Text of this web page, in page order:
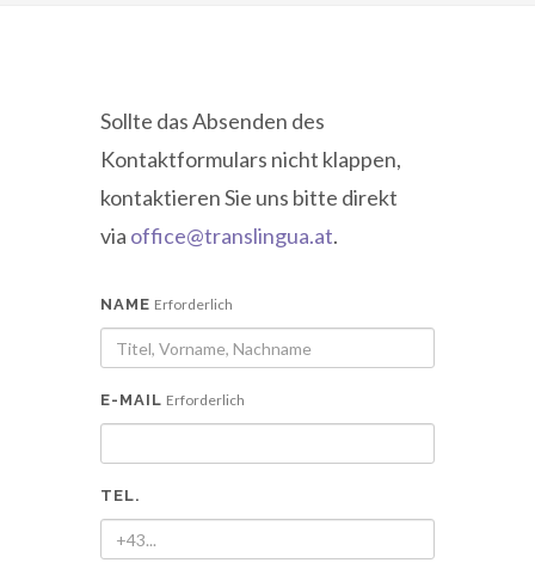
Sollte das Absenden des
Kontaktformulars nicht klappen,
kontaktieren Sie uns bitte direkt
via office@translingua.at.
NAME Erforderlich
E-MAIL Erforderlich
TEL.